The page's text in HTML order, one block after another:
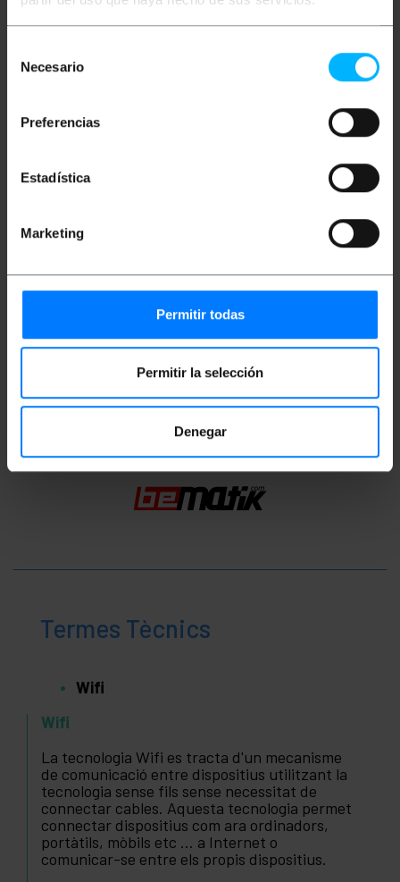
Necesario
Preferencias
Estadística
Marketing
Permitir todas
Permitir la selección
Denegar
connexió segura i estable.
Adaptador basat en connectors coaxials
Adaptador Lucent MC-mascle en un extrem i
N-femella a l'altre extrem
Disseny compacte
Pes brut: 30 g
Nombre de paquets: 1
Termes Tècnics
Wifi
Wifi
La tecnologia Wifi es tracta d'un mecanisme
de comunicació entre dispositius utilitzant la
tecnologia sense fils sense necessitat de
connectar cables. Aquesta tecnologia permet
connectar dispositius com ara ordinadors,
portàtils, mòbils etc ... a Internet o
comunicar-se entre els propis dispositius.